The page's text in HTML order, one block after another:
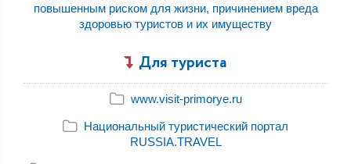
повышенным риском для жизни, причинением вреда
здоровью туристов и их имуществу
Для туриста
www.visit-primorye.ru
Национальный туристический портал
RUSSIA.TRAVEL